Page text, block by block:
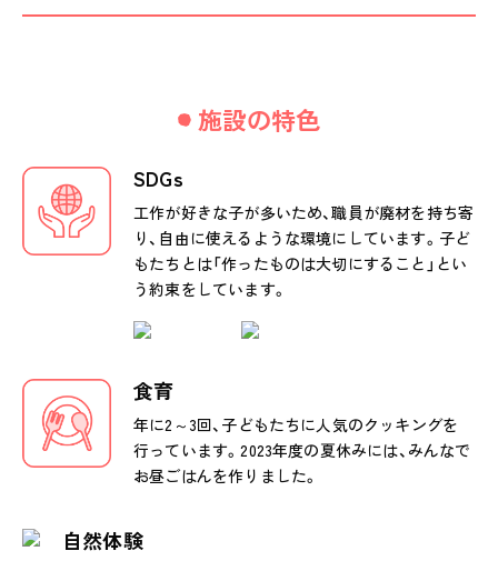
施設の特色
SDGs
工作が好きな子が多いため、職員が廃材を持ち寄
り、自由に使えるような環境にしています。子ど
もたちとは「作ったものは大切にすること」とい
う約束をしています。
食育
年に2～3回、子どもたちに人気のクッキングを
行っています。2023年度の夏休みには、みんなで
お昼ごはんを作りました。
自然体験